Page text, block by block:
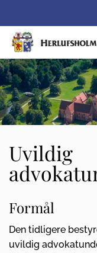
Uvildig
Formål
Den tidligere
uvildig